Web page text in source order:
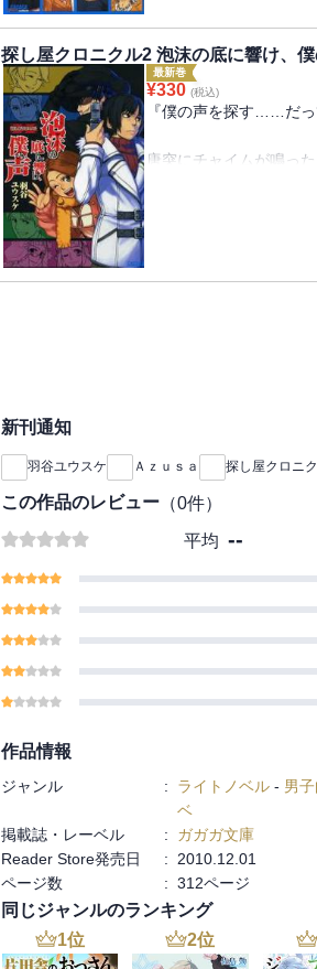
夜、すべての星が交わ
賞・期待賞受賞作。
※※この作品は廉価版で
探し屋クロニクル2 泡沫の底に響け、僕
最新巻
¥330 (税込)
『僕の声を探す……だっ
唐突にチャイムが鳴っ
名乗るおかしな男。十
※※この作品は廉価版で
新刊通知
羽谷ユウスケ Ａｚｕｓａ 探し屋クロニ
この作品のレビュー （0件）
平均 --
作品情報
ジャンル : ライトノベル - 男
ベ
掲載誌・レーベル : ガガガ文庫
Reader Store発売日
: 2010.12.01
ページ数
: 312ページ
同じジャンルのランキング
1位 2位